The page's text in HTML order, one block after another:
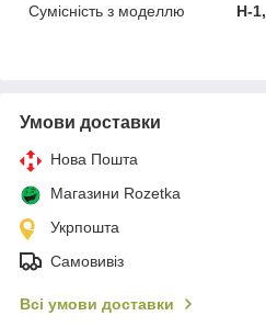
Сумісність з моделлю
H-
Умови доставки
Нова Пошта
Магазини Rozetka
Укрпошта
Самовивіз
Всі умови доставки